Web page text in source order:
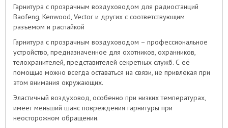
Гарнитура с прозрачным воздуховодом для радиостанций
Baofeng, Kenwood, Vector и других с соответствующим
разъемом и распайкой
Гарнитура с прозрачным воздуховодом – профессиональное
устройство, предназначенное для охотников, охранников,
телохранителей, представителей секретных служб. С её
помощью можно всегда оставаться на связи, не привлекая при
этом внимания окружающих.
Эластичный воздуховод, особенно при низких температурах,
имеет меньший шанс повреждения гарнитуры при
неосторожном обращении.